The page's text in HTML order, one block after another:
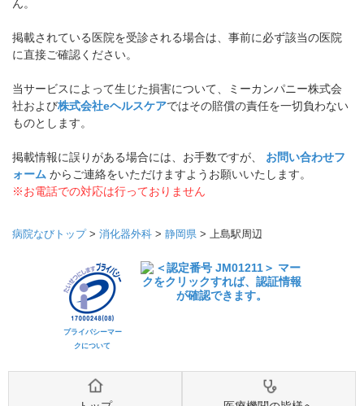
ん。
掲載されている医院を受診される場合は、事前に必ず該当の医院
に直接ご確認ください。
当サービスによって生じた損害について、ミーカンパニー株式会
社および株式会社eヘルスケアではその賠償の責任を一切負わない
ものとします。
掲載情報に誤りがある場合には、お手数ですが、 お問い合わせフ
ォーム からご連絡をいただけますようお願いいたします。
※お電話での対応は行っておりません
病院なびトップ> 消化器外科 > 静岡県 > 上島駅周辺
プライバシーマー
クについて